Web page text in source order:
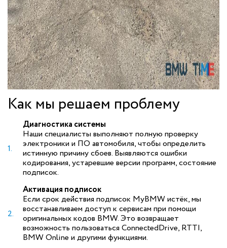
Как мы решаем проблему
Диагностика системы
Наши специалисты выполняют полную проверку
электроники и ПО автомобиля, чтобы определить
истинную причину сбоев. Выявляются ошибки
кодирования, устаревшие версии программ, состояние
подписок.
Активация подписок
Если срок действия подписок MyBMW истёк, мы
восстанавливаем доступ к сервисам при помощи
оригинальных кодов BMW. Это возвращает
возможность пользоваться ConnectedDrive, RTTI,
BMW Online и другими функциями.